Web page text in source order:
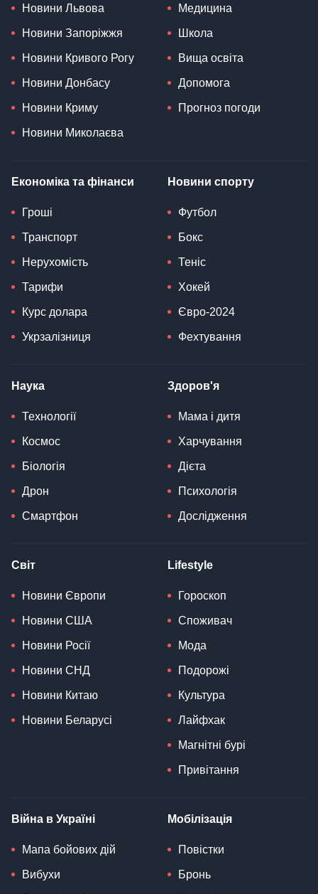
Новини Львова
Новини Запоріжжя
Новини Кривого Рогу
Новини Донбасу
Новини Криму
Новини Миколаєва
Медицина
Школа
Вища освіта
Допомога
Прогноз погоди
Економіка та фінанси
Гроші
Транспорт
Нерухомість
Тарифи
Курс долара
Укрзалізниця
Новини спорту
Футбол
Бокс
Теніс
Хокей
Євро-2024
Фехтування
Наука
Технології
Космос
Біологія
Дрон
Смартфон
Здоров'я
Мама і дитя
Харчування
Дієта
Психологія
Дослідження
Світ
Новини Європи
Новини США
Новини Росії
Новини СНД
Новини Китаю
Новини Беларусі
Lifestyle
Гороскоп
Споживач
Мода
Подорожі
Культура
Лайфхак
Магнітні бурі
Привітання
Війна в Україні
Мапа бойових дій
Вибухи
Мобілізація
Повістки
Бронь